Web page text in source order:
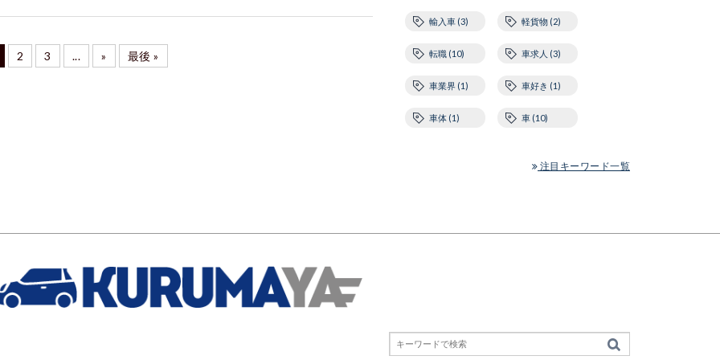
2 3 ... » 最後 »
輸入車 (3) 軽貨物 (2)
転職 (10) 車求人 (3)
車業界 (1) 車好き (1)
車体 (1) 車 (10)
注目キーワード一覧